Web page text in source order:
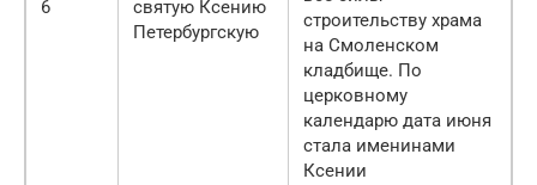
6
святую Ксению
Петербургскую
строительству храма
на Смоленском
кладбище. По
церковному
календарю дата июня
стала именинами
Ксении